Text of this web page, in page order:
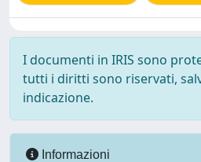
I documenti in IRIS sono
tutti i diritti sono riservati,
indicazione.
Informazioni